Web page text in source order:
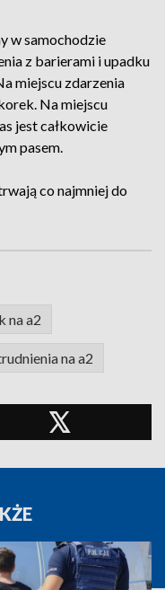
w samochodzie
z barierami i upadku
miejscu zdarzenia
Na miejscu
jest całkowicie
pasem.
co najmniej do
na a2
na a2